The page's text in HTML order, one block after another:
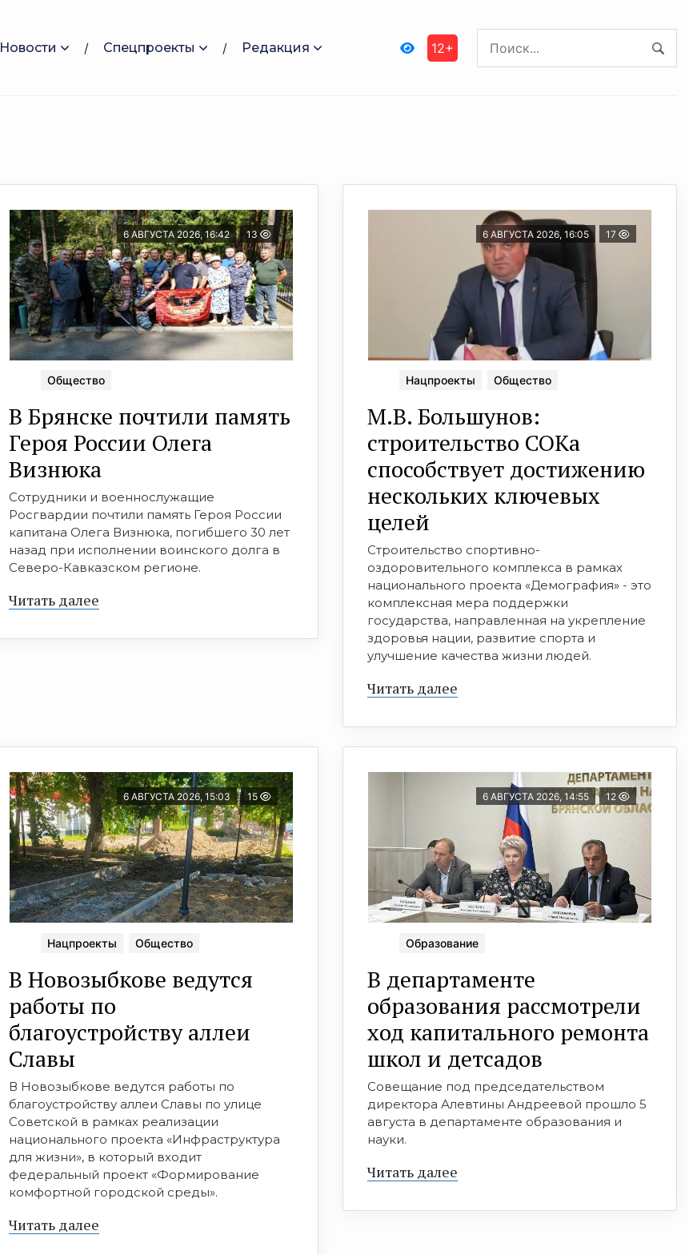
Новости Спецпроекты Редакция 12+
6 АВГУСТА 2026, 16:42 13
Общество
В Брянске почтили память
Героя России Олега
Визнюка
Сотрудники и военнослужащие
Росгвардии почтили память Героя России
капитана Олега Визнюка, погибшего 30 лет
назад при исполнении воинского долга в
Северо-Кавказском регионе.
Читать далее
6 АВГУСТА 2026, 16:05 17
Нацпроекты Общество
М.В. Большунов:
строительство СОКа
способствует достижению
нескольких ключевых
целей
Строительство спортивно-
оздоровительного комплекса в рамках
национального проекта «Демография» - это
комплексная мера поддержки
государства, направленная на укрепление
здоровья нации, развитие спорта и
улучшение качества жизни людей.
Читать далее
6 АВГУСТА 2026, 15:03 15
Нацпроекты Общество
В Новозыбкове ведутся
работы по
благоустройству аллеи
Славы
В Новозыбкове ведутся работы по
благоустройству аллеи Славы по улице
Советской в рамках реализации
национального проекта «Инфраструктура
для жизни», в который входит
федеральный проект «Формирование
комфортной городской среды».
Читать далее
6 АВГУСТА 2026, 14:55 12
Образование
В департаменте
образования рассмотрели
ход капитального ремонта
школ и детсадов
Совещание под председательством
директора Алевтины Андреевой прошло 5
августа в департаменте образования и
науки.
Читать далее